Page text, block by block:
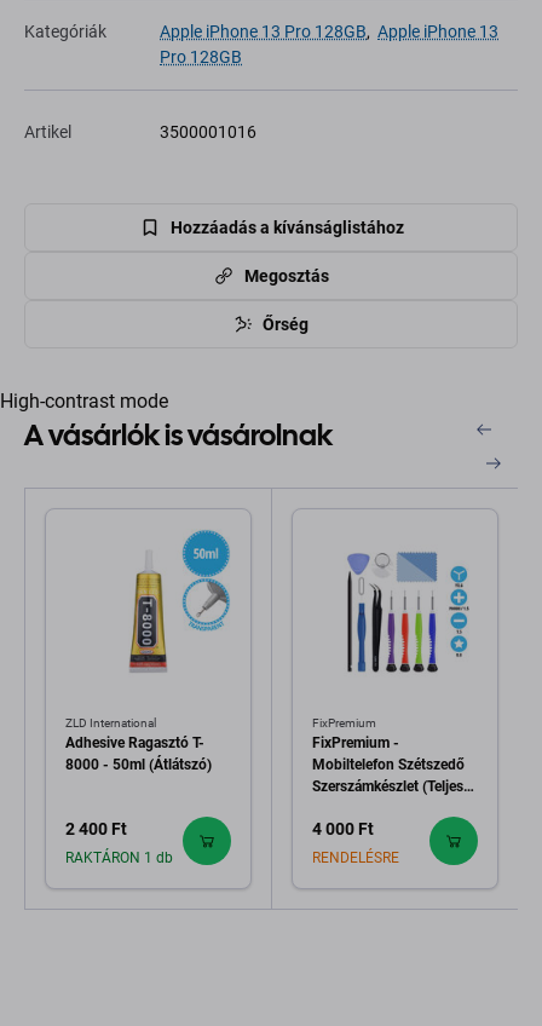
Kategóriák Apple iPhone 13 Pro 128GB, Apple iPhone 13
Pro 128GB
Artikel 3500001016
Hozzáadás a kívánságlistához
Megosztás
Őrség
High-contrast mode
A vásárlók is vásárolnak
ZLD International
Adhesive Ragasztó T-
8000 - 50ml (Átlátszó)
2 400 Ft
RAKTÁRON 1 db
FixPremium
FixPremium -
Mobiltelefon Szétszedő
Szerszámkészlet (Teljes)
4 000 Ft
RENDELÉSRE